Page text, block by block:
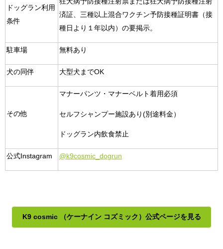
ドッグラン利用
条件
済証、三種以上混合ワクチン予防接種証明書（接
種日より１年以内）の要掲示。
駐車場 無料あり
犬の同伴 大型犬までOK
その他
マナーパンツ・マナーベルト着用必須
セルフシャンプー施設あり(別途料金）
ドッグラン内飲食禁止
公式Instagram @k9cosmic_dogrun
K9 cosmic （ケーナイン コズミック）公式ページを見る